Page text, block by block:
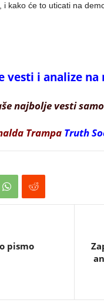
i kako će to uticati na
vesti i analize na
najbolje vesti
Trampa Truth
pismo